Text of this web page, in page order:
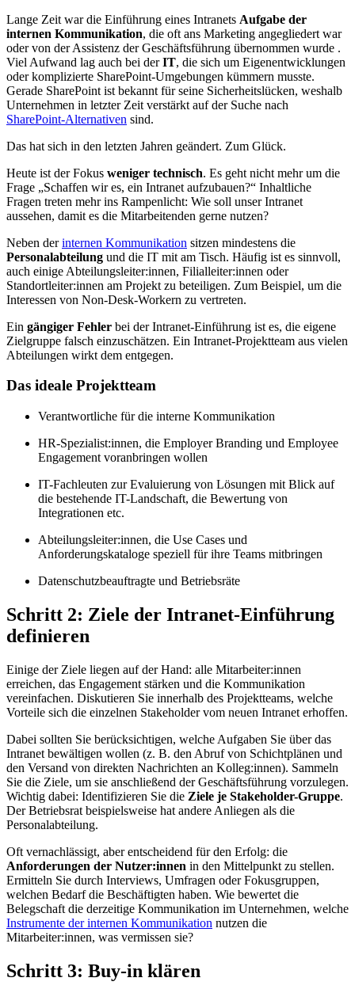
Lange Zeit war die Einführung eines Intranets Aufgabe der
internen Kommunikation, die oft ans Marketing angegliedert war
oder von der Assistenz der Geschäftsführung übernommen wurde .
Viel Aufwand lag auch bei derIT, die sich um Eigenentwicklungen
oder komplizierte SharePoint-Umgebungen kümmern musste.
Gerade SharePoint ist bekannt für seine Sicherheitslücken, weshalb
Unternehmen in letzter Zeit verstärkt auf der Suche nach
SharePoint-Alternativen sind.
Das hat sich in den letzten Jahren geändert. Zum Glück.
Heute ist der Fokus weniger technisch. Es geht nicht mehr um die
Frage „Schaffen wir es, ein Intranet aufzubauen?“ Inhaltliche
Fragen treten mehr ins Rampenlicht: Wie soll unser Intranet
aussehen, damit es die Mitarbeitenden gerne nutzen?
Neben derinternen Kommunikation sitzen mindestens die
Personalabteilung und die IT mit am Tisch. Häufig ist es sinnvoll,
auch einige Abteilungsleiter:innen, Filialleiter:innen oder
Standortleiter:innen am Projekt zu beteiligen. Zum Beispiel, um die
Interessen von Non-Desk-Workern zu vertreten.
Ein gängiger Fehler bei der Intranet-Einführung ist es, die eigene
Zielgruppe falsch einzuschätzen. Ein Intranet-Projektteam aus vielen
Abteilungen wirkt dem entgegen.
Das ideale Projektteam
Verantwortliche für die interne Kommunikation
HR-Spezialist:innen, die Employer Branding und Employee
Engagement voranbringen wollen
IT-Fachleuten zur Evaluierung von Lösungen mit Blick auf
die bestehende IT-Landschaft, die Bewertung von
Integrationen etc.
Abteilungsleiter:innen, die Use Cases und
Anforderungskataloge speziell für ihre Teams mitbringen
Datenschutzbeauftragte und Betriebsräte
Schritt 2: Ziele der Intranet-Einführung
definieren
Einige der Ziele liegen auf der Hand: alle Mitarbeiter:innen
erreichen, das Engagement stärken und die Kommunikation
vereinfachen. Diskutieren Sie innerhalb des Projektteams, welche
Vorteile sich die einzelnen Stakeholder vom neuen Intranet erhoffen.
Dabei sollten Sie berücksichtigen, welche Aufgaben Sie über das
Intranet bewältigen wollen (z. B. den Abruf von Schichtplänen und
den Versand von direkten Nachrichten an Kolleg:innen). Sammeln
Sie die Ziele, um sie anschließend der Geschäftsführung vorzulegen.
Wichtig dabei: Identifizieren Sie die Ziele je Stakeholder-Gruppe.
Der Betriebsrat beispielsweise hat andere Anliegen als die
Personalabteilung.
Oft vernachlässigt, aber entscheidend für den Erfolg: die
Anforderungen der Nutzer:innen in den Mittelpunkt zu stellen.
Ermitteln Sie durch Interviews, Umfragen oder Fokusgruppen,
welchen Bedarf die Beschäftigten haben. Wie bewertet die
Belegschaft die derzeitige Kommunikation im Unternehmen, welche
Instrumente der internen Kommunikation nutzen die
Mitarbeiter:innen, was vermissen sie?
Schritt 3: Buy-in klären